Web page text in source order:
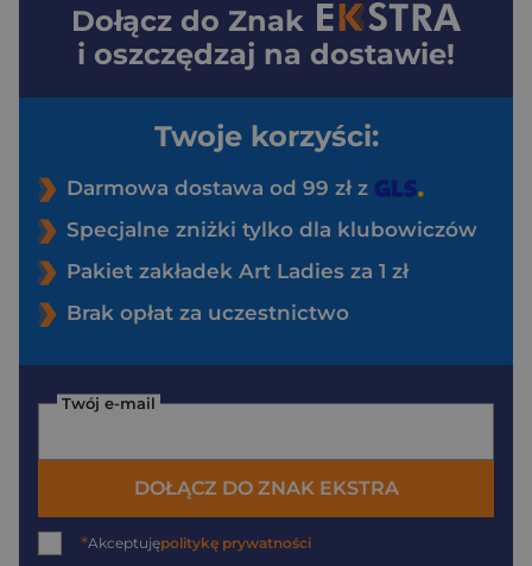
Dołącz do Znak
i oszczędzaj na dostawie!
Twoje korzyści:
Darmowa dostawa od 99 zł z
Specjalne zniżki tylko dla klubowiczów
Pakiet zakładek Art Ladies za 1 zł
Brak opłat za uczestnictwo
Twój e-mail
DOŁĄCZ DO ZNAK EKSTRA
*Akceptujępolitykę prywatności